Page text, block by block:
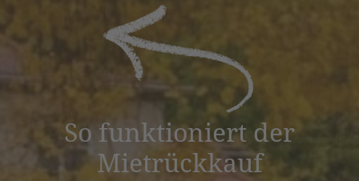
powered by
Management Platform
So funktioniert der
Mietrückkauf